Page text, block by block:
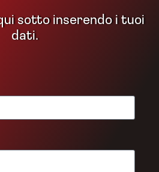
sotto inserendo i tuoi
dati.